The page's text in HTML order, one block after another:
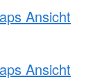
Ansicht
Ansicht